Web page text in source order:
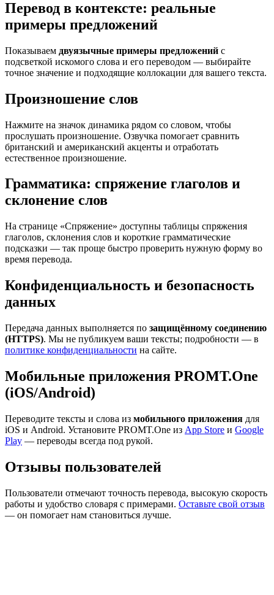
Перевод в контексте: реальные
примеры предложений
Показываем двуязычные примеры предложений с
подсветкой искомого слова и его переводом — выбирайте
точное значение и подходящие коллокации для вашего текста.
Произношение слов
Нажмите на значок динамика рядом со словом, чтобы
прослушать произношение. Озвучка помогает сравнить
британский и американский акценты и отработать
естественное произношение.
Грамматика: спряжение глаголов и
склонение слов
На странице «Спряжение» доступны таблицы спряжения
глаголов, склонения слов и короткие грамматические
подсказки — так проще быстро проверить нужную форму во
время перевода.
Конфиденциальность и безопасность
данных
Передача данных выполняется по защищённому соединению
(HTTPS). Мы не публикуем ваши тексты; подробности — в
политике конфиденциальности на сайте.
Мобильные приложения PROMT.One
(iOS/Android)
Переводите тексты и слова из мобильного приложения для
iOS и Android. Установите PROMT.One из App Store и Google
Play — переводы всегда под рукой.
Отзывы пользователей
Пользователи отмечают точность перевода, высокую скорость
работы и удобство словаря с примерами. Оставьте свой отзыв
— он помогает нам становиться лучше.